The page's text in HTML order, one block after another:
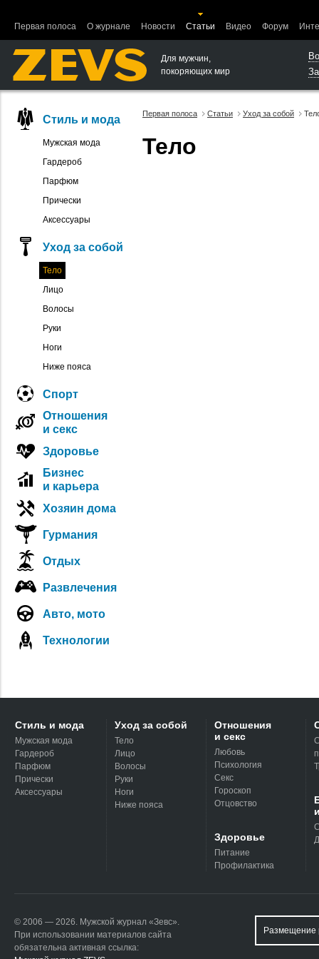
Первая полоса
О журнале Новости Статьи Видео Форум
Для мужчин,
покоряющих мир
Стиль и мода
Мужская мода
Гардероб
Парфюм
Прически
Аксессуары
Уход за собой
Тело
Лицо
Волосы
Руки
Ноги
Ниже пояса
Спорт
Отношения
и секс
Здоровье
Бизнес
и карьера
Хозяин дома
Гурмания
Отдых
Развлечения
Авто, мото
Технологии
Первая полоса Статьи Уход за собой
Тело
Стиль и мода
Мужская мода
Гардероб
Парфюм
Прически
Аксессуары
Уход за собой
Тело
Лицо
Волосы
Руки
Ноги
Ниже пояса
Отношения
и секс
Любовь
Психология
Секс
Гороскоп
Отцовство
Здоровье
Питание
Профилактика
© 2006 — 2026. Мужской журнал «Зевс».
При использовании материалов сайта
обязательна активная ссылка:
Размещение